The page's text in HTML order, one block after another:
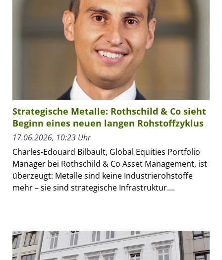
Strategische Metalle: Rothschild & Co sieht
Beginn eines neuen langen Rohstoffzyklus
17.06.2026, 10:23 Uhr
Charles-Edouard Bilbault, Global Equities Portfolio
Manager bei Rothschild & Co Asset Management, ist
überzeugt: Metalle sind keine Industrierohstoffe
mehr – sie sind strategische Infrastruktur....